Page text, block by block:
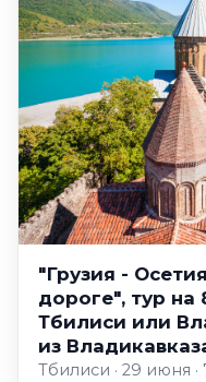
"Грузия -
дороге", тур
Тбилиси или
из
Тбилиси · 29 июня ·